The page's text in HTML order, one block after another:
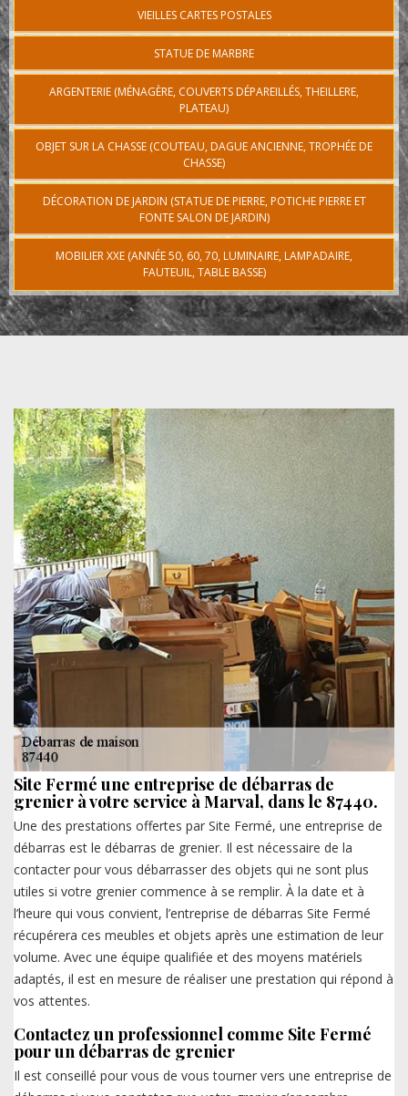
VIEILLES CARTES POSTALES
STATUE DE MARBRE
ARGENTERIE (MÉNAGÈRE, COUVERTS DÉPAREILLÉS, THEILLERE,
PLATEAU)
OBJET SUR LA CHASSE (COUTEAU, DAGUE ANCIENNE, TROPHÉE DE
CHASSE)
DÉCORATION DE JARDIN (STATUE DE PIERRE, POTICHE PIERRE ET
FONTE SALON DE JARDIN)
MOBILIER XXE (ANNÉE 50, 60, 70, LUMINAIRE, LAMPADAIRE,
FAUTEUIL, TABLE BASSE)
Site Fermé une entreprise de débarras de
grenier à votre service à Marval, dans le 87440.
Une des prestations offertes par Site Fermé, une entreprise de
débarras est le débarras de grenier. Il est nécessaire de la
contacter pour vous débarrasser des objets qui ne sont plus
utiles si votre grenier commence à se remplir. À la date et à
l’heure qui vous convient, l’entreprise de débarras Site Fermé
récupérera ces meubles et objets après une estimation de leur
volume. Avec une équipe qualifiée et des moyens matériels
adaptés, il est en mesure de réaliser une prestation qui répond à
vos attentes.
Contactez un professionnel comme Site Fermé
pour un débarras de grenier
Il est conseillé pour vous de vous tourner vers une entreprise de